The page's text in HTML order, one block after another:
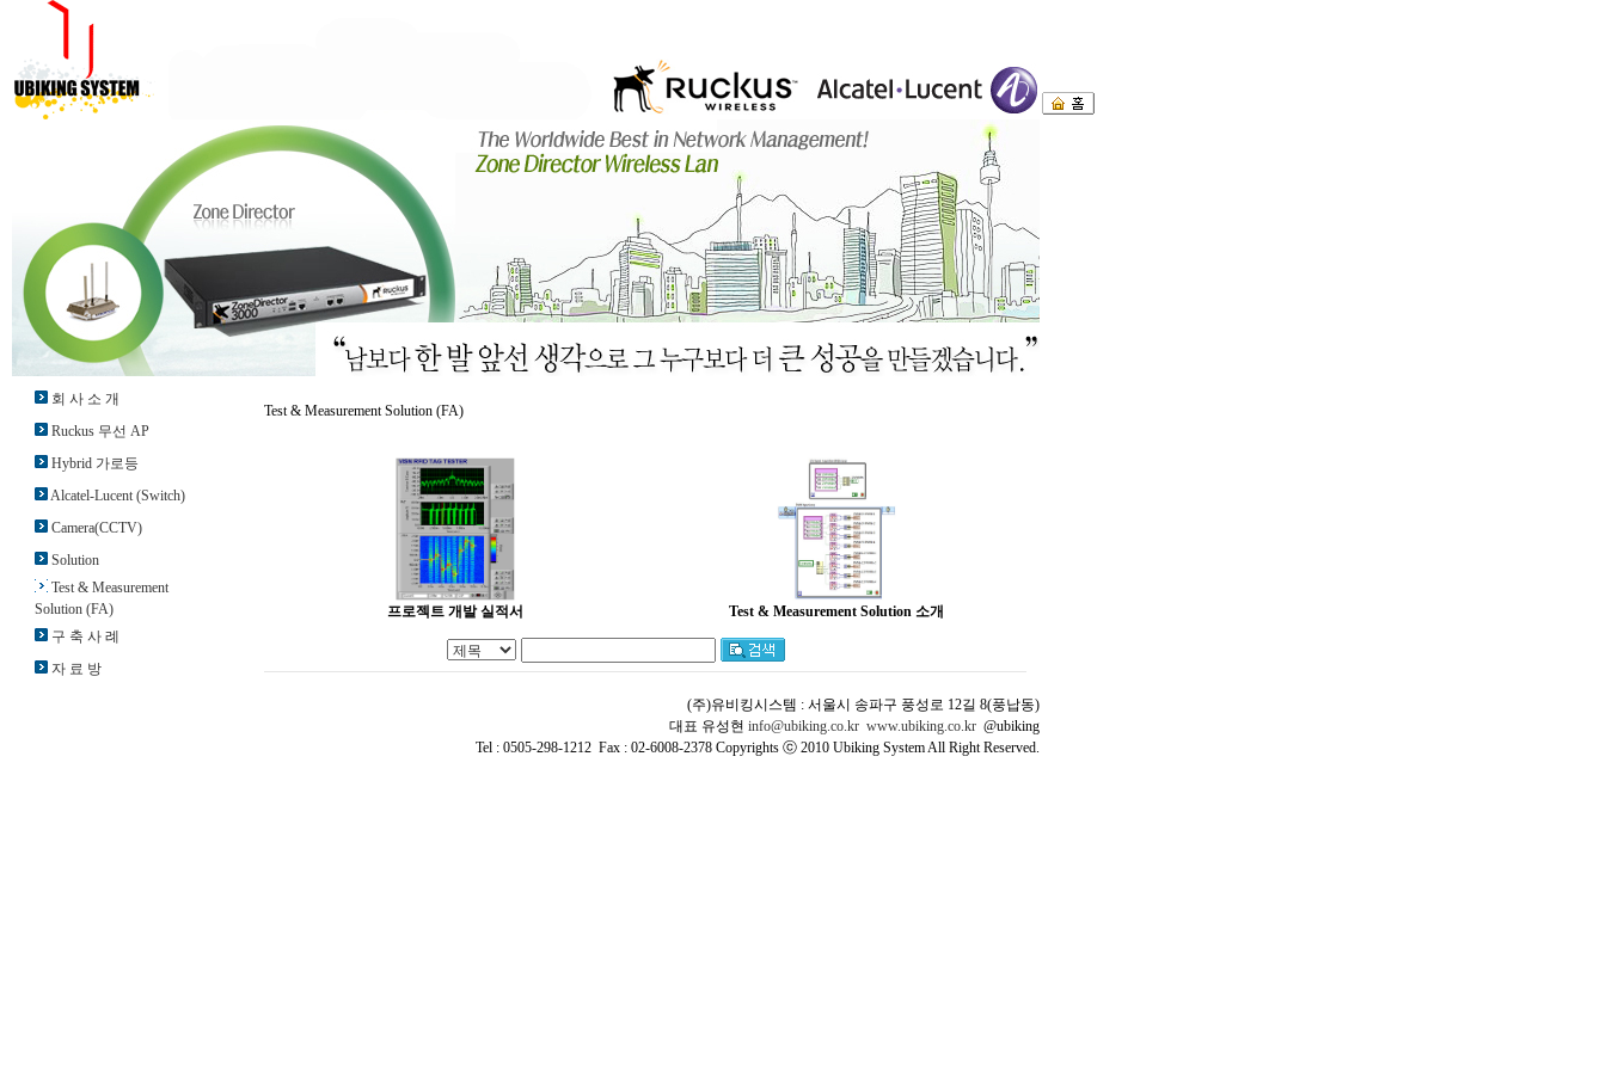
회 사 소 개
Ruckus 무선 AP
Hybrid 가로등
Alcatel-Lucent (Switch)
Camera(CCTV)
Solution
Test & Measurement
Solution (FA)
구 축 사 례
자 료 방
Test & Measurement Solution (FA)
프로젝트 개발 실적서 Test & Measurement Solution 소개
(주)유비킹시스템 : 서울시 송파구 풍성로 12길 8(풍납동)
대표 유성현 info@ubiking.co.kr www.ubiking.co.kr @ubiking
Tel : 0505-298-1212 Fax : 02-6008-2378 Copyrights ⓒ 2010 Ubiking System All Right Reserved.